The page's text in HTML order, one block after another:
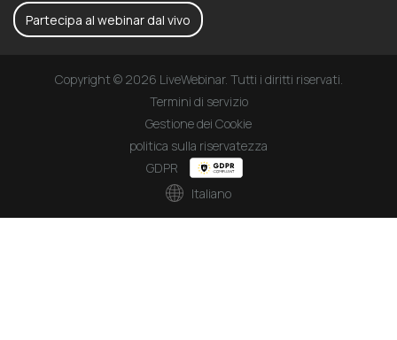
Partecipa al webinar dal vivo
Copyright © 2026 LiveWebinar. Tutti i diritti riservati.
Termini di servizio
Gestione dei Cookie
politica sulla riservatezza
GDPR
Italiano